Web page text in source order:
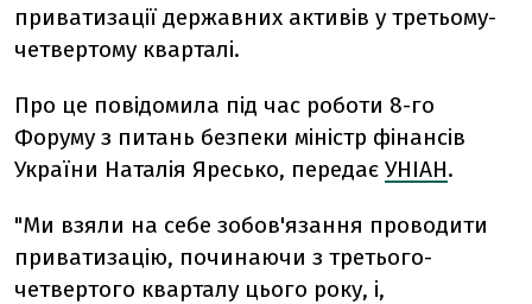
приватизації державних активів у третьому-
четвертому кварталі.
Про це повідомила під час роботи 8-го
Форуму з питань безпеки міністр фінансів
України Наталія Яресько, передає УНІАН.
"Ми взяли на себе зобов'язання проводити
приватизацію, починаючи з третього-
четвертого кварталу цього року, і,